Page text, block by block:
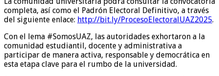
completa, así como el Padrón Electoral Definitivo, a través
del siguiente enlace: http://bit.ly/ProcesoElectoralUAZ2025.
Con el lema #SomosUAZ, las autoridades exhortaron a la
comunidad estudiantil, docente y administrativa a
participar de manera activa, responsable y democrática en
esta etapa clave para el rumbo de la universidad.